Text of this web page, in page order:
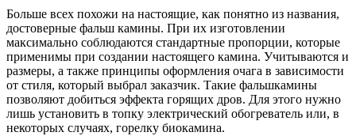
Больше всех похожи на настоящие, как понятно из названия,
достоверные фальш камины. При их изготовлении
максимально соблюдаются стандартные пропорции, которые
применимы при создании настоящего камина. Учитываются и
размеры, а также принципы оформления очага в зависимости
от стиля, который выбрал заказчик. Такие фальшкамины
позволяют добиться эффекта горящих дров. Для этого нужно
лишь установить в топку электрический обогреватель или, в
некоторых случаях, горелку биокамина.